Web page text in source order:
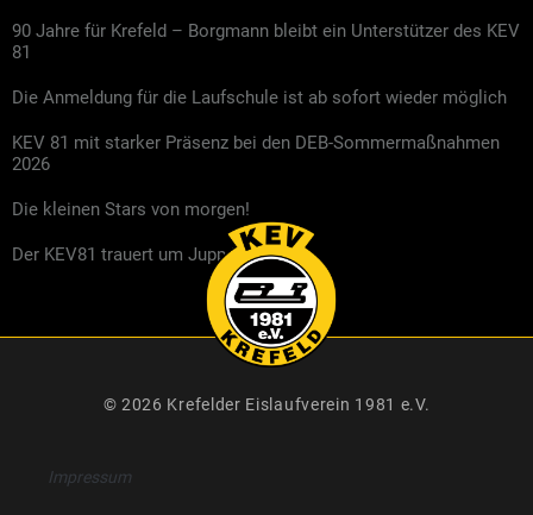
90 Jahre für Krefeld – Borgmann bleibt ein Unterstützer des KEV
81
Die Anmeldung für die Laufschule ist ab sofort wieder möglich
KEV 81 mit starker Präsenz bei den DEB-Sommermaßnahmen
2026
Die kleinen Stars von morgen!
Der KEV81 trauert um Jupp Kompalla
© 2026 Krefelder Eislaufverein 1981 e.V.
Impressum